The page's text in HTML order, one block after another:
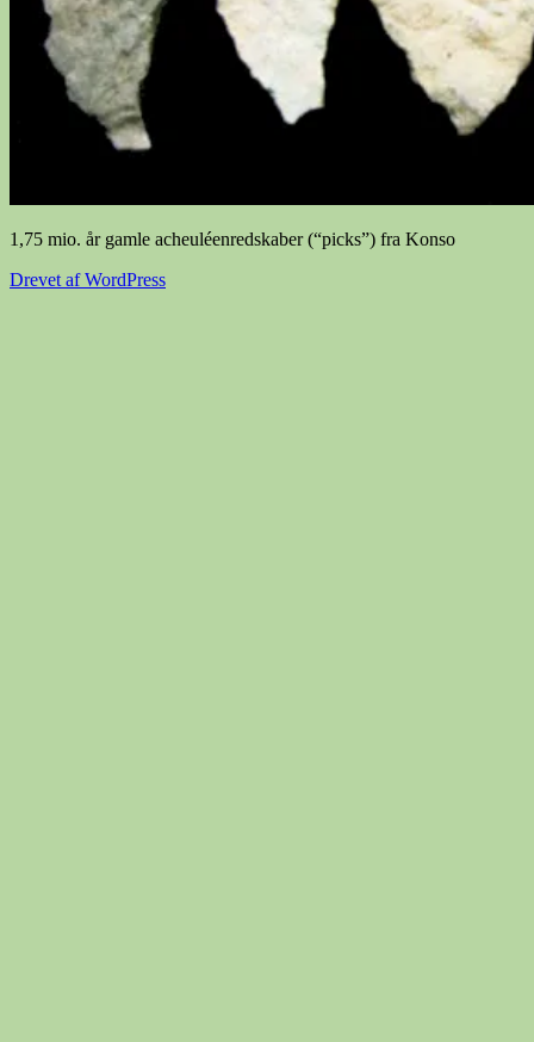
1,75 mio. år gamle acheuléenredskaber (“picks”) fra Konso
Drevet af WordPress